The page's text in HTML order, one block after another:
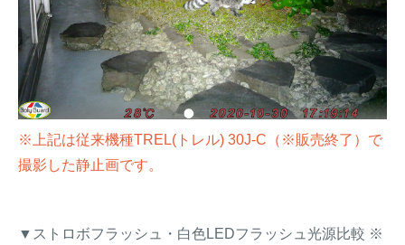
※上記は従来機種TREL(トレル) 30J-C（※販売終了）で
撮影した静止画です。
▼ストロボフラッシュ・白色LEDフラッシュ光源比較 ※